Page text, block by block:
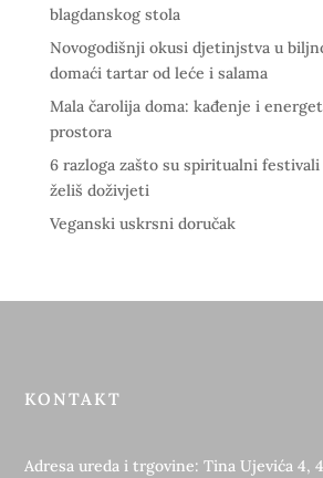
blagdanskog stola
Novogodišnji okusi djetinjstva u
domaći tartar od leće i salama
Mala čarolija doma: kađenje i
prostora
6 razloga zašto su spiritualni
želiš doživjeti
Veganski uskrsni doručak
KONTAKT
Adresa ureda i trgovine: Tina Ujevića 4,